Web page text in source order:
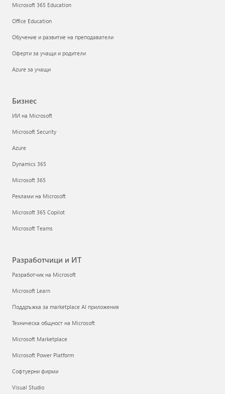
Microsoft 365 Education
Office Education
Обучение и развитие на преподаватели
Оферти за учащи и родители
Azure за учащи
Бизнес
ИИ на Microsoft
Microsoft Security
Azure
Dynamics 365
Microsoft 365
Реклами на Microsoft
Microsoft 365 Copilot
Microsoft Teams
Разработчици и ИТ
Разработчик на Microsoft
Microsoft Learn
Поддръжка за marketplace AI приложения
Техническа общност на Microsoft
Microsoft Marketplace
Microsoft Power Platform
Софтуерни фирми
Visual Studio